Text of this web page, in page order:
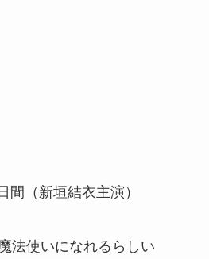
（新垣結衣主演）
法使いになれるらしい